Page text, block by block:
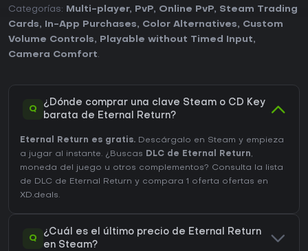
Categorías:
Multi-player, PvP, Online PvP, Steam Trading
Cards, In-App Purchases, Color Alternatives, Custom
Volume Controls, Playable without Timed Input,
Camera Comfort.
Q
¿Dónde comprar una clave Steam o CD Key
barata de Eternal Return?
Eternal Return es gratis. Descárgalo en Steam y empieza
a jugar al instante. ¿Buscas DLC de Eternal Return,
moneda del juego u otros complementos? Consulta la lista
de DLC de Eternal Return y compara 1 oferta ofertas en
XD.deals.
Q
¿Cuál es el último precio de Eternal Return
en Steam?